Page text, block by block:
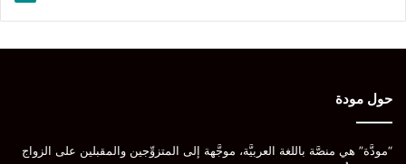
حول مودة
“مودَّة” هي منصَّة باللغة العربيَّة، موجَّهة إلى المتزوِّجين والمقبلين على الزواج